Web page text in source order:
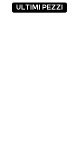
ULTIMI PEZZI